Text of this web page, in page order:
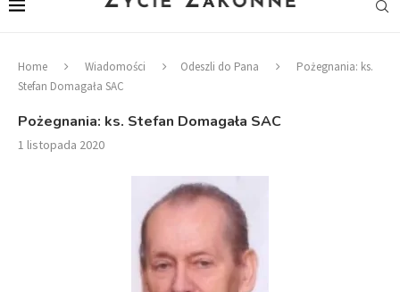
Home Wiadomości Odeszli do Pana
Pożegnania: ks.
Stefan Domagała SAC
Pożegnania: ks. Stefan Domagała SAC
1 listopada 2020